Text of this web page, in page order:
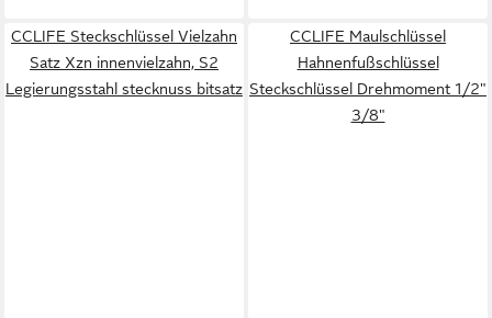
CCLIFE Steckschlüssel Vielzahn
Satz Xzn innenvielzahn, S2
Legierungsstahl stecknuss bitsatz
CCLIFE Maulschlüssel
Hahnenfußschlüssel
Steckschlüssel Drehmoment 1/2"
3/8"